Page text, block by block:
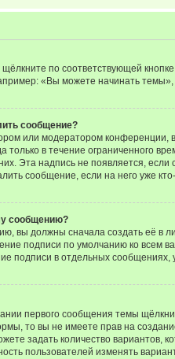
по соответствующей
«Вы можете начинать темы»,
сообщение?
или модератором конференции,
в течение ограниченного
Эта надпись не появляется,
сообщение, если на него уже
сообщению?
вы должны сначала создать её в
подписи по умолчанию ко всем
подписи в отдельных сообщениях,
первого сообщения темы
то вы не имеете прав на
задать количество
пользователей изменять